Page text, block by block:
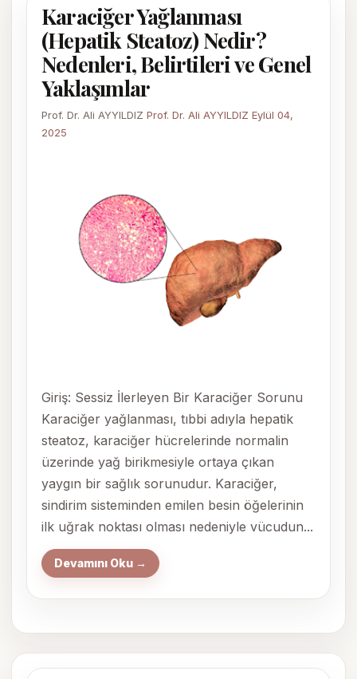
Karaciğer Yağlanması
(Hepatik Steatoz) Nedir?
Nedenleri, Belirtileri ve Genel
Yaklaşımlar
Prof. Dr. Ali AYYILDIZ Prof. Dr. Ali AYYILDIZ Eylül 04,
2025
Giriş: Sessiz İlerleyen Bir Karaciğer Sorunu
Karaciğer yağlanması, tıbbi adıyla hepatik
steatoz, karaciğer hücrelerinde normalin
üzerinde yağ birikmesiyle ortaya çıkan
yaygın bir sağlık sorunudur. Karaciğer,
sindirim sisteminden emilen besin öğelerinin
ilk uğrak noktası olması nedeniyle vücudun...
Devamını Oku →